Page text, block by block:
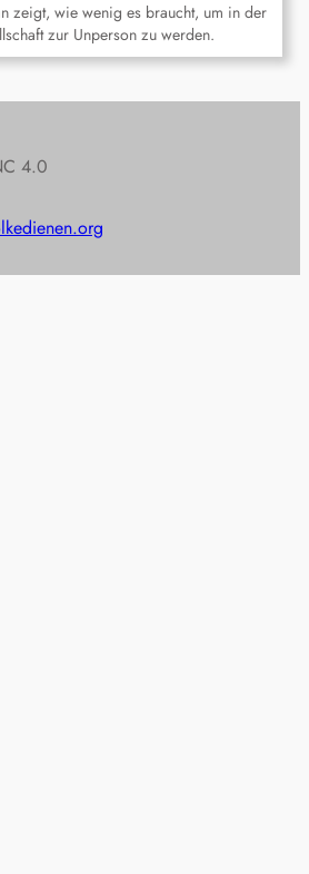
zeigt, wie wenig es braucht, um in der
zur Unperson zu werden.
4.0